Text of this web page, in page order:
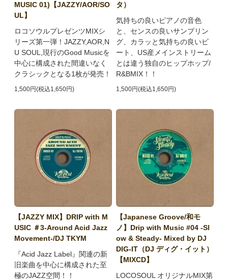
MUSIC 01)【JAZZY/AOR/SO
UL】
ロコソウルプレゼンツMIXシ
リーズ第一弾！JAZZY,AOR,N
U SOUL,現行のGood Musicを
中心に構成された間違いなく
クラシックとなる1枚が発売！
1,500円(税込1,650円)
タ）
気持ちの良いピアノの音色
と、センスの良いサンプリン
グ、カラッと気持ちの良いビ
ート、US産メインストリーム
とは違う独自のヒップホップ/
R&BMIX！！
1,500円(税込1,650円)
【JAZZY MIX】DRIP with M
USIC ＃3-Around Acid Jazz
Movement-/DJ TKYM
『Acid Jazz Label』関連の新
旧楽曲を中心に構成された至
極のJAZZ空間！！
【Japanese Groove/和モ
ノ】Drip with Music #04 -Sl
ow & Steady- Mixed by DJ
DIG-IT（DJ ディグ・イット）
【MIXCD】
LOCOSOUL オリジナルMIX第